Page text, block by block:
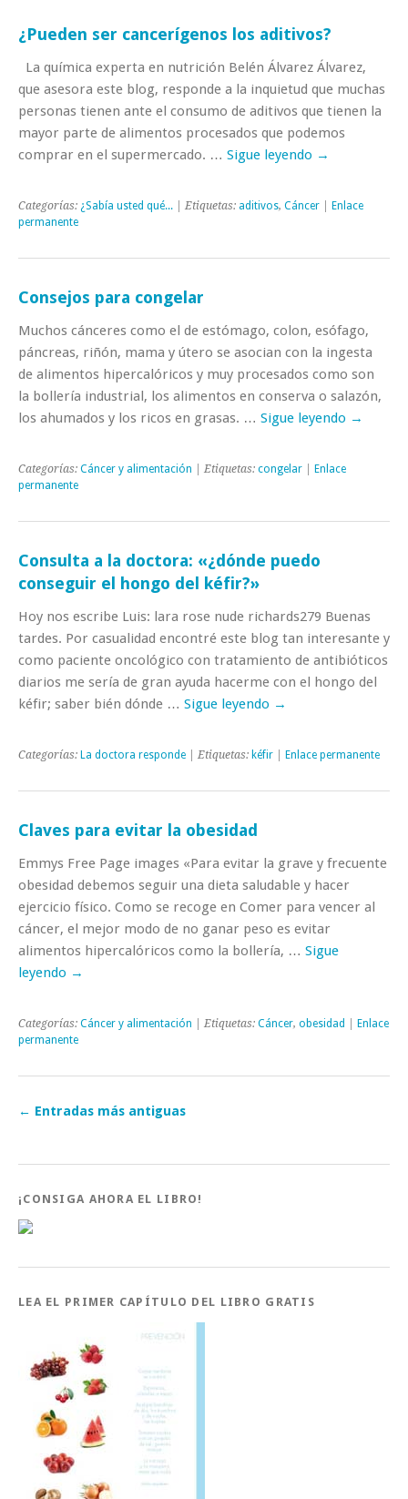
¿Pueden ser cancerígenos los aditivos?
La química experta en nutrición Belén Álvarez Álvarez,
que asesora este blog, responde a la inquietud que muchas
personas tienen ante el consumo de aditivos que tienen la
mayor parte de alimentos procesados que podemos
comprar en el supermercado. … Sigue leyendo →
Categorías: ¿Sabía usted qué... | Etiquetas: aditivos, Cáncer
Enlace
permanente
Consejos para congelar
Muchos cánceres como el de estómago, colon, esófago,
páncreas, riñón, mama y útero se asocian con la ingesta
de alimentos hipercalóricos y muy procesados como son
la bollería industrial, los alimentos en conserva o salazón,
los ahumados y los ricos en grasas. … Sigue leyendo →
Categorías: Cáncer y alimentación | Etiquetas: congelar
Enlace
permanente
Consulta a la doctora: «¿dónde puedo
conseguir el hongo del kéfir?»
Hoy nos escribe Luis: lara rose nude richards279 Buenas
tardes. Por casualidad encontré este blog tan interesante y
como paciente oncológico con tratamiento de antibióticos
diarios me sería de gran ayuda hacerme con el hongo del
kéfir; saber bién dónde … Sigue leyendo →
Categorías: La doctora responde | Etiquetas: kéfir Enlace permanente
Claves para evitar la obesidad
Emmys Free Page images «Para evitar la grave y frecuente
obesidad debemos seguir una dieta saludable y hacer
ejercicio físico. Como se recoge en Comer para vencer al
cáncer, el mejor modo de no ganar peso es evitar
alimentos hipercalóricos como la bollería, … Sigue
leyendo →
Categorías: Cáncer y alimentación | Etiquetas: Cáncer, obesidad
Enlace
permanente
← Entradas más antiguas
¡CONSIGA AHORA EL LIBRO!
LEA EL PRIMER CAPÍTULO DEL LIBRO GRATIS